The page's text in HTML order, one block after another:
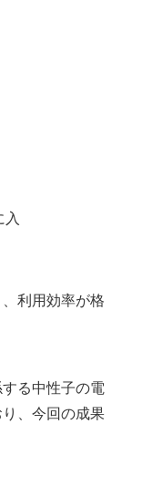
利用効率が格
る中性子の電
、今回の成果